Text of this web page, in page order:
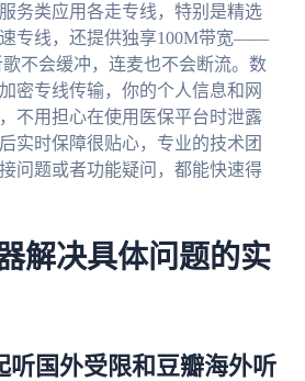
务类应用各走专线，特别是精选
专线，还提供独享100M带宽——
不会缓冲，连麦也不会断流。数
密专线传输，你的个人信息和网
不用担心在使用医保平台时泄露
实时保障很贴心，专业的技术团
问题或者功能疑问，都能快速得
解决具体问题的实
听国外受限和豆瓣海外听